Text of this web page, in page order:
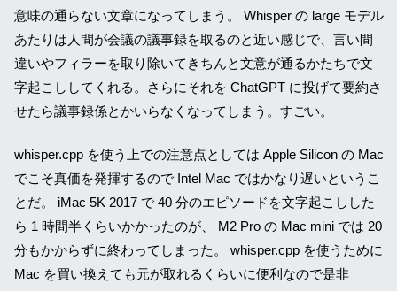
意味の通らない文章になってしまう。 Whisper の large モデル
あたりは人間が会議の議事録を取るのと近い感じで、言い間
違いやフィラーを取り除いてきちんと文意が通るかたちで文
字起こししてくれる。さらにそれを ChatGPT に投げて要約さ
せたら議事録係とかいらなくなってしまう。すごい。
whisper.cpp を使う上での注意点としては Apple Silicon の Mac
でこそ真価を発揮するので Intel Mac ではかなり遅いというこ
とだ。 iMac 5K 2017 で 40 分のエピソードを文字起こしした
ら 1 時間半くらいかかったのが、 M2 Pro の Mac mini では 20
分もかからずに終わってしまった。 whisper.cpp を使うために
Mac を買い換えても元が取れるくらいに便利なので是非